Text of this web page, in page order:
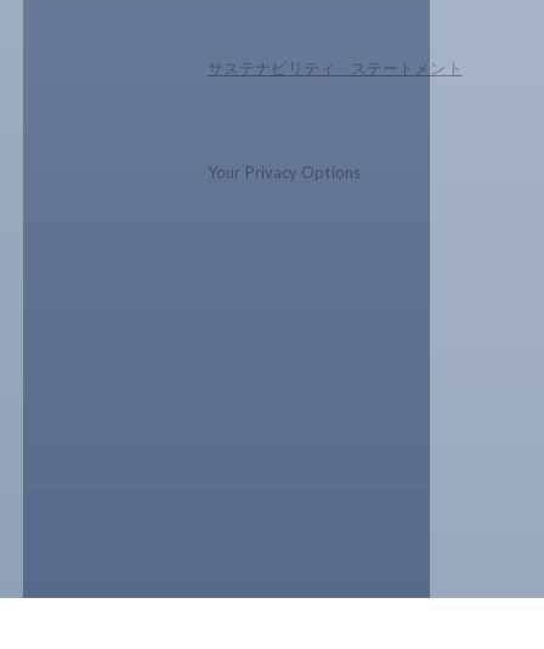
サステナビリティ ステートメント
Your Privacy Options